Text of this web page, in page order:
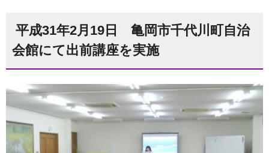
平成31年2月19日 亀岡市千代川町自治
会館にて出前講座を実施